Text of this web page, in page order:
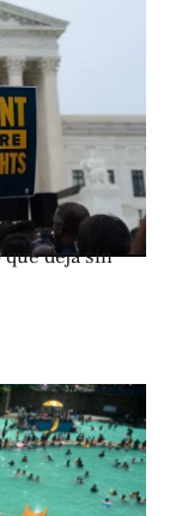
deja sin